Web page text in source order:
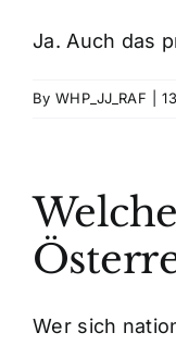
Ja. Auch das
By WHP_JJ_RAF
Wer sich